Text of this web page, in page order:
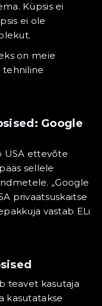
Küpsis ei
ei ole
on meie
tehniline
Google
USA ettevõte
sellele
„Google
privaatsuskaitse
vastab ELi
teavet kasutaja
kasutatakse